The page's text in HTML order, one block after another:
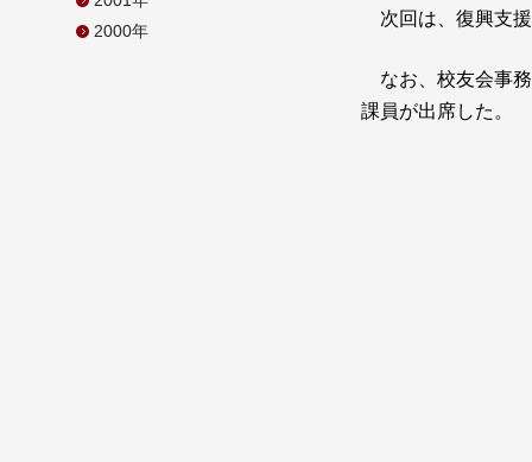
2000年
次回は、復興支援
なお、校友会事務
課員が出席した。